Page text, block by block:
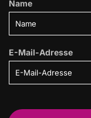
Name
E-Mail-Adresse